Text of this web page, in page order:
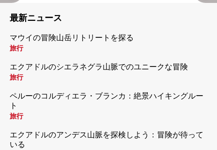
最新ニュース
マウイの冒険山岳リトリートを探る
旅行
エクアドルのシエラネグラ山脈でのユニークな冒険
旅行
ペルーのコルディエラ・ブランカ：絶景ハイキングルー
ト
旅行
エクアドルのアンデス山脈を探検しよう：冒険が待って
いる